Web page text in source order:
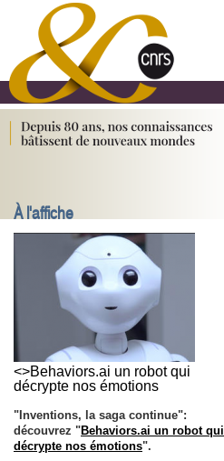
À l'affiche
<>Behaviors.ai un robot qui
décrypte nos émotions
"Inventions, la saga continue":
découvrez "Behaviors.ai un robot qui
décrypte nos émotions".